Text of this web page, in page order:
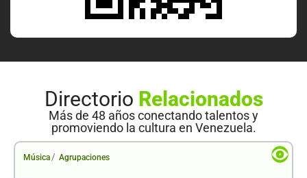
Directorio Relacionados
Más de 48 años conectando talentos y
promoviendo la cultura en Venezuela.
Música / Agrupaciones